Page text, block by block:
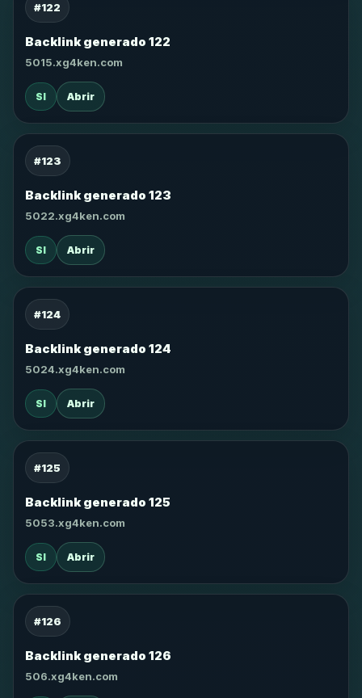
#122
Backlink generado 122
5015.xg4ken.com
SI Abrir
#123
Backlink generado 123
5022.xg4ken.com
SI Abrir
#124
Backlink generado 124
5024.xg4ken.com
SI Abrir
#125
Backlink generado 125
5053.xg4ken.com
SI Abrir
#126
Backlink generado 126
506.xg4ken.com